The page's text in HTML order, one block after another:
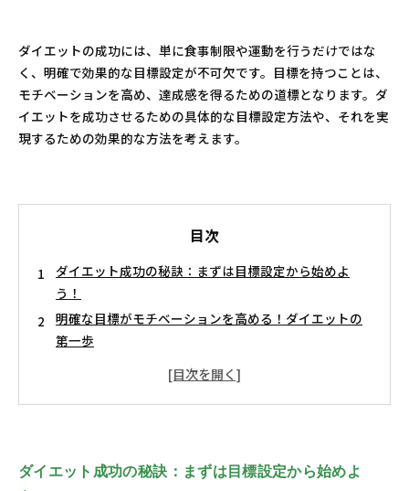
ダイエットの成功には、単に食事制限や運動を行うだけではな
く、明確で効果的な目標設定が不可欠です。目標を持つことは、
モチベーションを高め、達成感を得るための道標となります。ダ
イエットを成功させるための具体的な目標設定方法や、それを実
現するための効果的な方法を考えます。
目次
ダイエット成功の秘訣：まずは目標設定から始めよ
う！
明確な目標がモチベーションを高める！ダイエットの
第一歩
具体的な目標設定の方法を探る：成功への道しるべ
ために
ダイエット成功の秘訣：まずは目標設定から始めよ